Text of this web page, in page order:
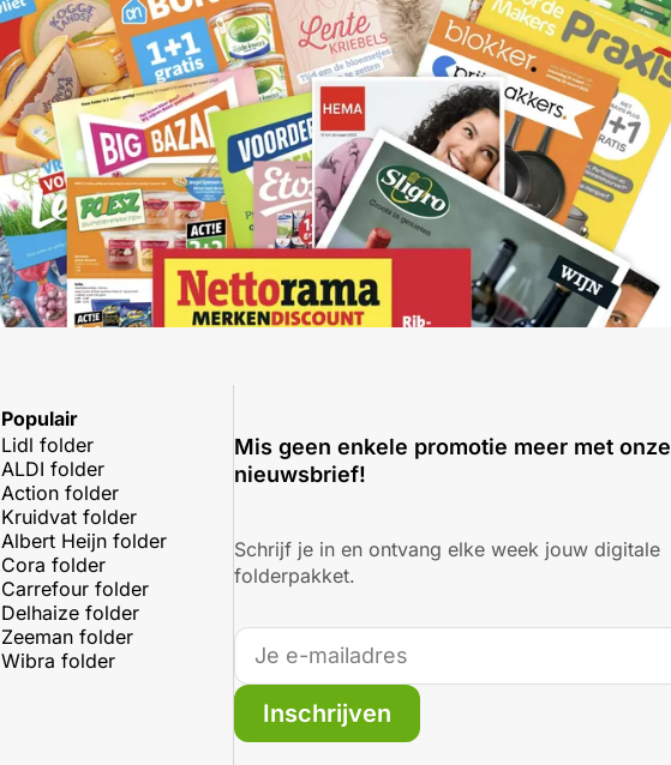
Populair
Lidl folder
ALDI folder
Action folder
Kruidvat folder
Albert Heijn folder
Cora folder
Carrefour folder
Delhaize folder
Zeeman folder
Wibra folder
Mis geen enkele promotie meer met onze
nieuwsbrief!
Schrijf je in en ontvang elke week jouw digitale
folderpakket.
Inschrijven